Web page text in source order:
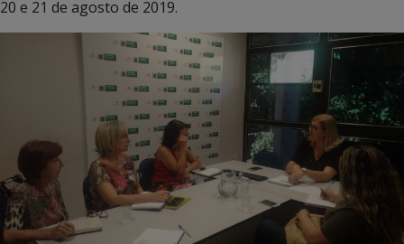
20 e 21 de agosto de 2019.